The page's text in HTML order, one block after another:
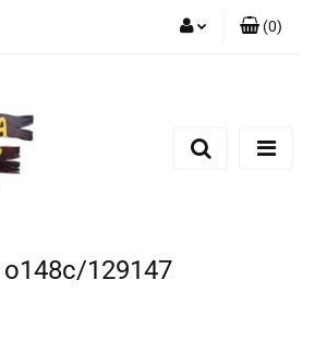
Dodaj zgłoszenie
(0)
129147